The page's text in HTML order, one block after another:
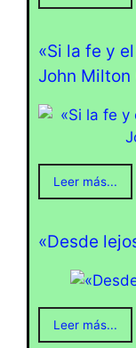
«Si la fe y
John Milton
Leer más...
«Desde
Leer más...